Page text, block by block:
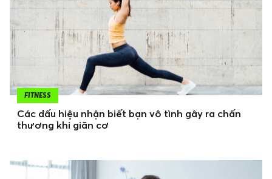
FITNESS
Các dấu hiệu nhận biết bạn vô tình gây ra chấn
thương khi giãn cơ